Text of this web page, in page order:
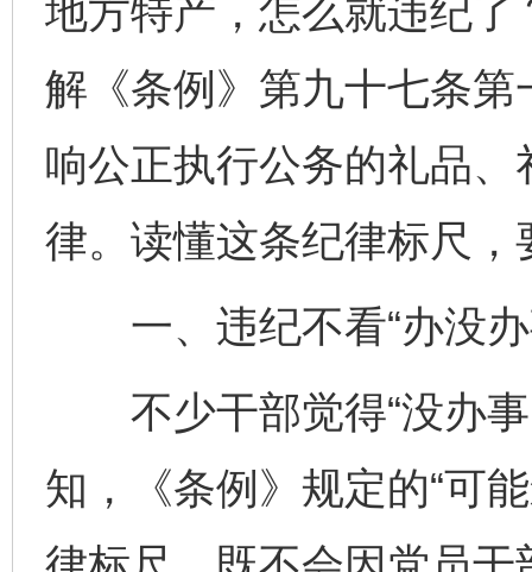
地方特产，怎么就违纪
解《条例》第九十七条
响公正执行公务的礼品
律。读懂这条纪律标尺
一、违纪不看“办没办
不少干部觉得“没办事
知，《条例》规定的“可